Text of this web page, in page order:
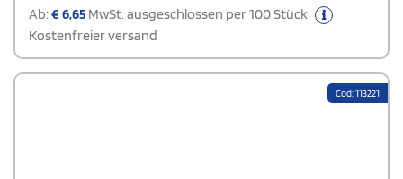
Ab:€6,65 MwSt. ausgeschlossen per 100 Stück
Kostenfreier versand
Cod: 113221